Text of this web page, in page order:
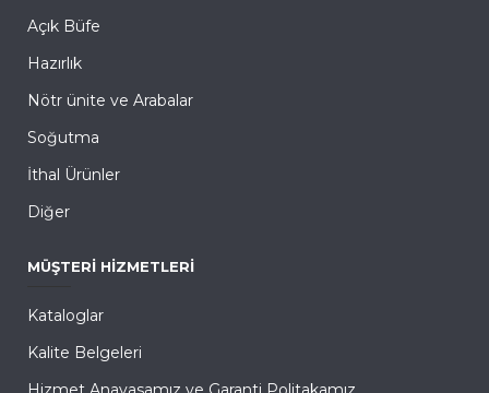
Açık Büfe
Hazırlık
Nötr ünite ve Arabalar
Soğutma
İthal Ürünler
Diğer
MÜŞTERI HIZMETLERI
Kataloglar
Kalite Belgeleri